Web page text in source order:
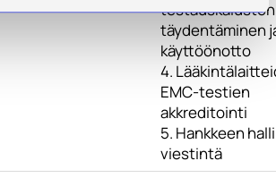
testauskaluston
täydentäminen
käyttöönotto
4.
EMC-testien
akkreditointi
5. Hankkeen
viestintä